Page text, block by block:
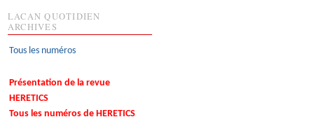
LACAN QUOTIDIEN
ARCHIVES
Tous les numéros
Présentation de la revue
HERETICS
Tous les numéros de HERETICS